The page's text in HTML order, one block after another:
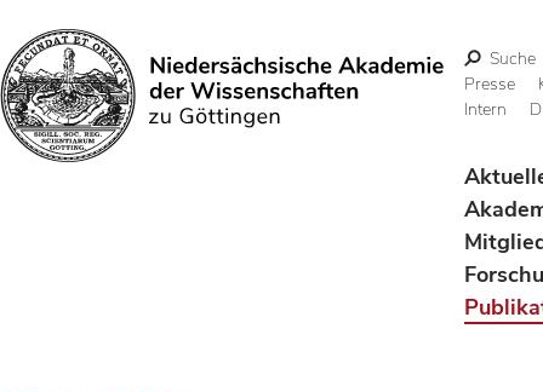
Suchen
Suche
Presse
Intern